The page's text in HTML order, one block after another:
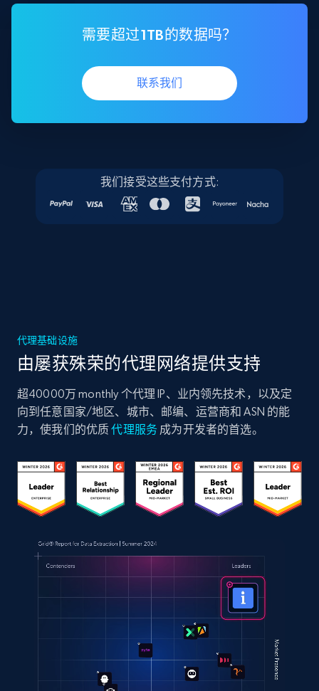
需要超过1TB的数据吗？
联系我们
我们接受这些支付方式:
代理基础设施
由屡获殊荣的代理网络提供支持
超40000万 monthly 个代理 IP、业内领先技术，以及定
向到任意国家/地区、城市、邮编、运营商和 ASN 的能
力，使我们的优质代理服务 成为开发者的首选。